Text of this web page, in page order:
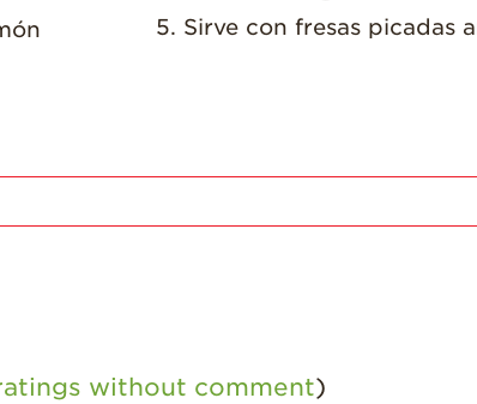
Sirve con fresas picadas
without comment)